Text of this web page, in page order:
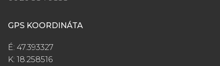
GPS KOORDINÁTA
É: 47.393327
K: 18.258516